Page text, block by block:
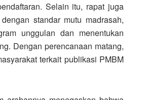
Selain itu, rapat juga
standar mutu madrasah,
unggulan dan menentukan
Dengan perencanaan matang,
terkait publikasi PMBM